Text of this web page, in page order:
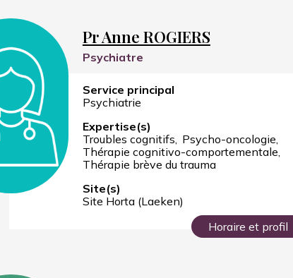
Pr Anne ROGIERS
Psychiatre
Service principal
Psychiatrie
Expertise(s)
Troubles cognitifs Psycho-oncologie
Thérapie cognitivo-comportementale
Thérapie brève du trauma
Site(s)
Site Horta (Laeken)
Horaire et profil